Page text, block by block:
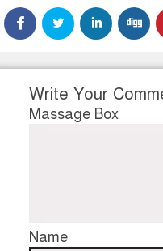
Write Your
Massage Box
Name